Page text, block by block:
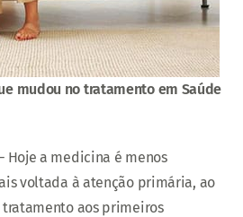
mudou no tratamento em Saúde
Hoje a medicina é menos
voltada à atenção primária, ao
aos primeiros